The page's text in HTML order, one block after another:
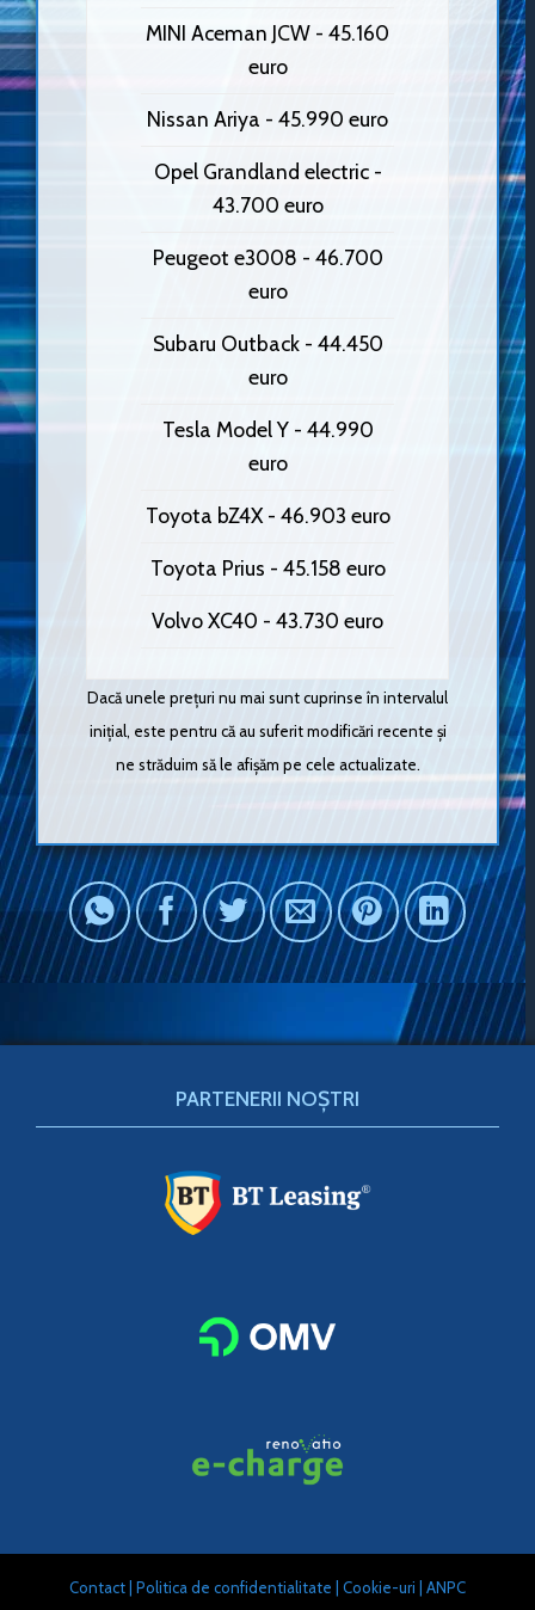
MINI Aceman JCW - 45.160
euro
Nissan Ariya - 45.990 euro
Opel Grandland electric -
43.700 euro
Peugeot e3008 - 46.700
euro
Subaru Outback - 44.450
euro
Tesla Model Y - 44.990
euro
Toyota bZ4X - 46.903 euro
Toyota Prius - 45.158 euro
Volvo XC40 - 43.730 euro
Dacă unele prețuri nu mai sunt cuprinse în intervalul
inițial, este pentru că au suferit modificări recente și
ne străduim să le afișăm pe cele actualizate.
PARTENERII NOȘTRI
Contact Politica de confidentialitate Cookie-uri ANPC